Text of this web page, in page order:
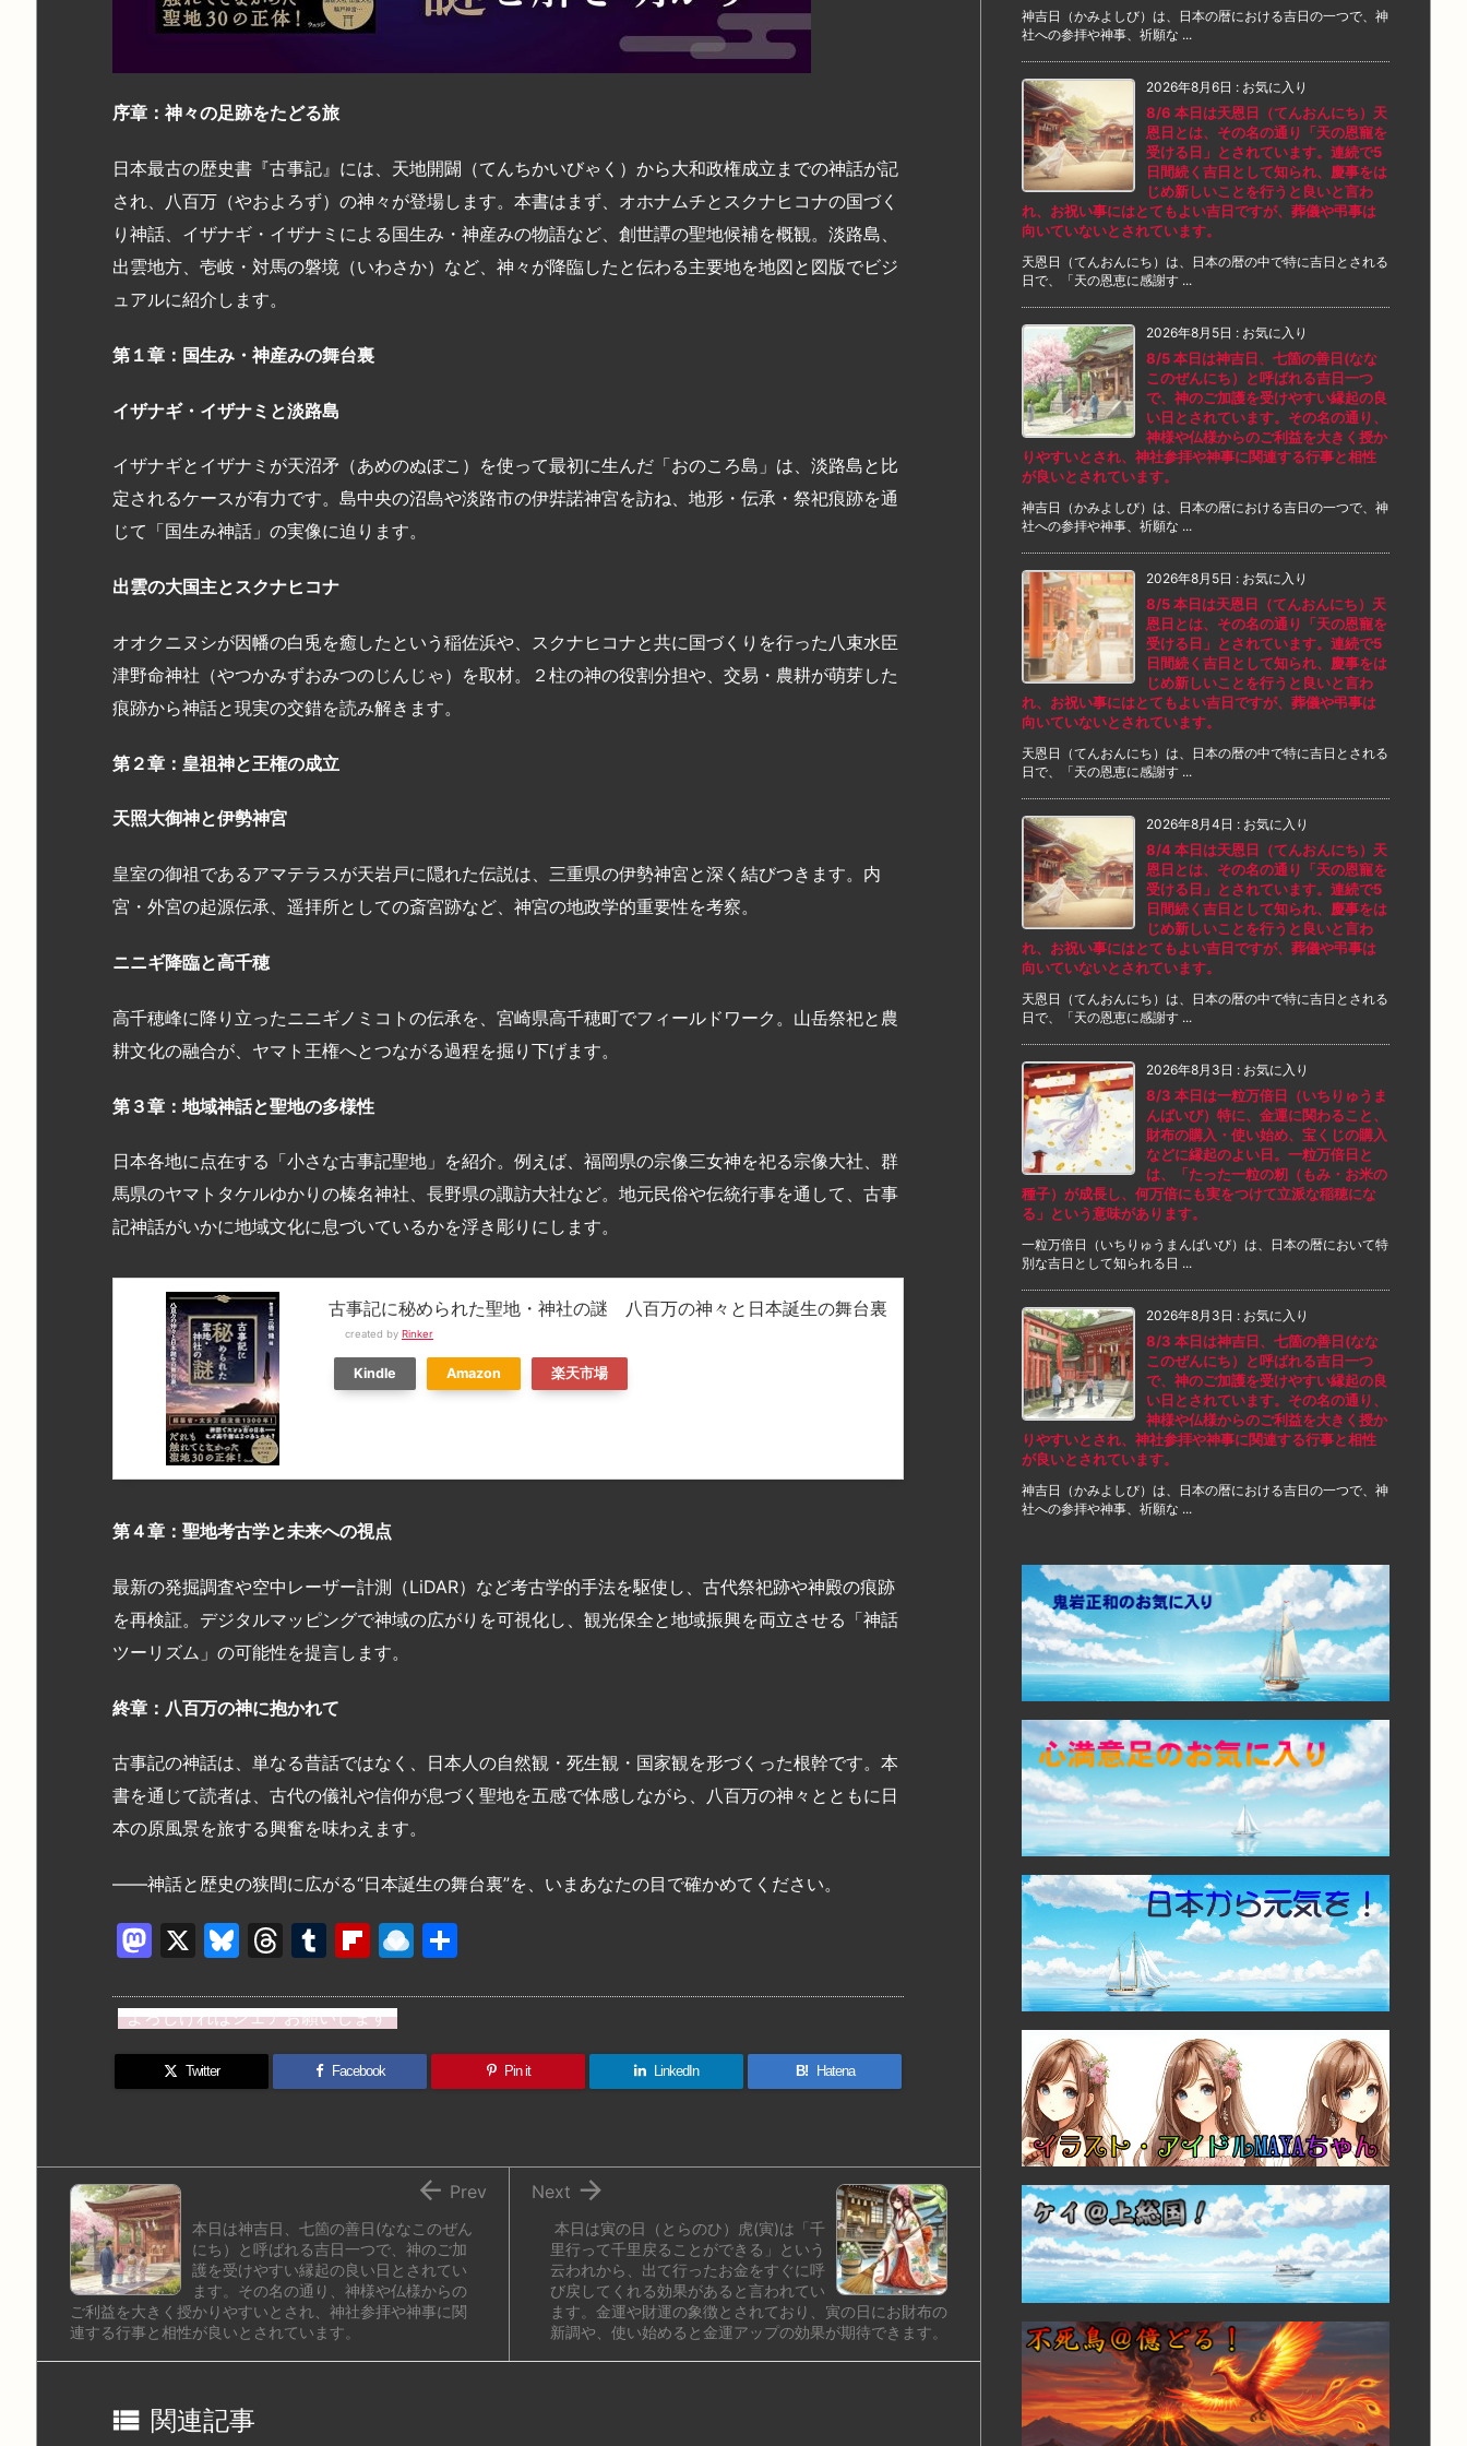
序章：神々の足跡をたどる旅
日本最古の歴史書『古事記』には、天地開闢（てんちかいびゃく）から大和政権成立までの神話が記
され、八百万（やおよろず）の神々が登場します。本書はまず、オホナムチとスクナヒコナの国づく
り神話、イザナギ・イザナミによる国生み・神産みの物語など、創世譚の聖地候補を概観。淡路島、
出雲地方、壱岐・対馬の磐境（いわさか）など、神々が降臨したと伝わる主要地を地図と図版でビジ
ュアルに紹介します。
第１章：国生み・神産みの舞台裏
イザナギ・イザナミと淡路島
イザナギとイザナミが天沼矛（あめのぬぼこ）を使って最初に生んだ「おのころ島」は、淡路島と比
定されるケースが有力です。島中央の沼島や淡路市の伊弉諾神宮を訪ね、地形・伝承・祭祀痕跡を通
じて「国生み神話」の実像に迫ります。
出雲の大国主とスクナヒコナ
オオクニヌシが因幡の白兎を癒したという稲佐浜や、スクナヒコナと共に国づくりを行った八束水臣
津野命神社（やつかみずおみつのじんじゃ）を取材。２柱の神の役割分担や、交易・農耕が萌芽した
痕跡から神話と現実の交錯を読み解きます。
第２章：皇祖神と王権の成立
天照大御神と伊勢神宮
皇室の御祖であるアマテラスが天岩戸に隠れた伝説は、三重県の伊勢神宮と深く結びつきます。内
宮・外宮の起源伝承、遥拝所としての斎宮跡など、神宮の地政学的重要性を考察。
ニニギ降臨と高千穂
高千穂峰に降り立ったニニギノミコトの伝承を、宮崎県高千穂町でフィールドワーク。山岳祭祀と農
耕文化の融合が、ヤマト王権へとつながる過程を掘り下げます。
第３章：地域神話と聖地の多様性
日本各地に点在する「小さな古事記聖地」を紹介。例えば、福岡県の宗像三女神を祀る宗像大社、群
馬県のヤマトタケルゆかりの榛名神社、長野県の諏訪大社など。地元民俗や伝統行事を通して、古事
記神話がいかに地域文化に息づいているかを浮き彫りにします。
古事記に秘められた聖地・神社の謎 八百万の神々と日本誕生の舞台裏
created by Rinker
Kindle Amazon 楽天市場
第４章：聖地考古学と未来への視点
最新の発掘調査や空中レーザー計測（LiDAR）など考古学的手法を駆使し、古代祭祀跡や神殿の痕跡
を再検証。デジタルマッピングで神域の広がりを可視化し、観光保全と地域振興を両立させる「神話
ツーリズム」の可能性を提言します。
終章：八百万の神に抱かれて
古事記の神話は、単なる昔話ではなく、日本人の自然観・死生観・国家観を形づくった根幹です。本
書を通じて読者は、古代の儀礼や信仰が息づく聖地を五感で体感しながら、八百万の神々とともに日
本の原風景を旅する興奮を味わえます。
――神話と歴史の狭間に広がる“日本誕生の舞台裏”を、いまあなたの目で確かめてください。
M
st
o
d
X
Bl
e
s
k
T
e
a
d
T
m
bl
r
Fl
b
o
ar
R
n
dr
o
よろしければシェアお願いします
Twitter Facebook Pin it LinkedIn B! Hatena
本日は寅の日（とらのひ）虎(寅)は「千
里行って千里戻ることができる」という
云われから、出て行ったお金をすぐに呼
び戻してくれる効果があると言われてい
ます。金運や財運の象徴とされており、寅の日にお財布の
新調や、使い始めると金運アップの効果が期待できます。

Next
本日は神吉日、七箇の善日(ななこのぜん
にち）と呼ばれる吉日一つで、神のご加
護を受けやすい縁起の良い日とされてい
ます。その名の通り、神様や仏様からの
ご利益を大きく授かりやすいとされ、神社参拝や神事に関
連する行事と相性が良いとされています。
 Prev
 関連記事
神吉日（かみよしび）は、日本の暦における吉日の一つで、神
社への参拝や神事、祈願な ...
2026年8月6日 : お気に入り
8/6 本日は天恩日（てんおんにち）天
恩日とは、その名の通り「天の恩寵を
受ける日」とされています。連続で5
日間続く吉日として知られ、慶事をは
じめ新しいことを行うと良いと言わ
れ、お祝い事にはとてもよい吉日ですが、葬儀や弔事は
向いていないとされています。
天恩日（てんおんにち）は、日本の暦の中で特に吉日とされる
日で、「天の恩恵に感謝す ...
2026年8月5日 : お気に入り
8/5 本日は神吉日、七箇の善日(なな
このぜんにち）と呼ばれる吉日一つ
で、神のご加護を受けやすい縁起の良
い日とされています。その名の通り、
神様や仏様からのご利益を大きく授か
りやすいとされ、神社参拝や神事に関連する行事と相性
が良いとされています。
神吉日（かみよしび）は、日本の暦における吉日の一つで、神
社への参拝や神事、祈願な ...
2026年8月5日 : お気に入り
8/5 本日は天恩日（てんおんにち）天
恩日とは、その名の通り「天の恩寵を
受ける日」とされています。連続で5
日間続く吉日として知られ、慶事をは
じめ新しいことを行うと良いと言わ
れ、お祝い事にはとてもよい吉日ですが、葬儀や弔事は
向いていないとされています。
天恩日（てんおんにち）は、日本の暦の中で特に吉日とされる
日で、「天の恩恵に感謝す ...
2026年8月4日 : お気に入り
8/4 本日は天恩日（てんおんにち）天
恩日とは、その名の通り「天の恩寵を
受ける日」とされています。連続で5
日間続く吉日として知られ、慶事をは
じめ新しいことを行うと良いと言わ
れ、お祝い事にはとてもよい吉日ですが、葬儀や弔事は
向いていないとされています。
天恩日（てんおんにち）は、日本の暦の中で特に吉日とされる
日で、「天の恩恵に感謝す ...
2026年8月3日 : お気に入り
8/3 本日は一粒万倍日（いちりゅうま
んばいび）特に、金運に関わること、
財布の購入・使い始め、宝くじの購入
などに縁起のよい日。一粒万倍日と
は、「たった一粒の籾（もみ・お米の
種子）が成長し、何万倍にも実をつけて立派な稲穂にな
る」という意味があります。
一粒万倍日（いちりゅうまんばいび）は、日本の暦において特
別な吉日として知られる日 ...
2026年8月3日 : お気に入り
8/3 本日は神吉日、七箇の善日(なな
このぜんにち）と呼ばれる吉日一つ
で、神のご加護を受けやすい縁起の良
い日とされています。その名の通り、
神様や仏様からのご利益を大きく授か
りやすいとされ、神社参拝や神事に関連する行事と相性
が良いとされています。
神吉日（かみよしび）は、日本の暦における吉日の一つで、神
社への参拝や神事、祈願な ...